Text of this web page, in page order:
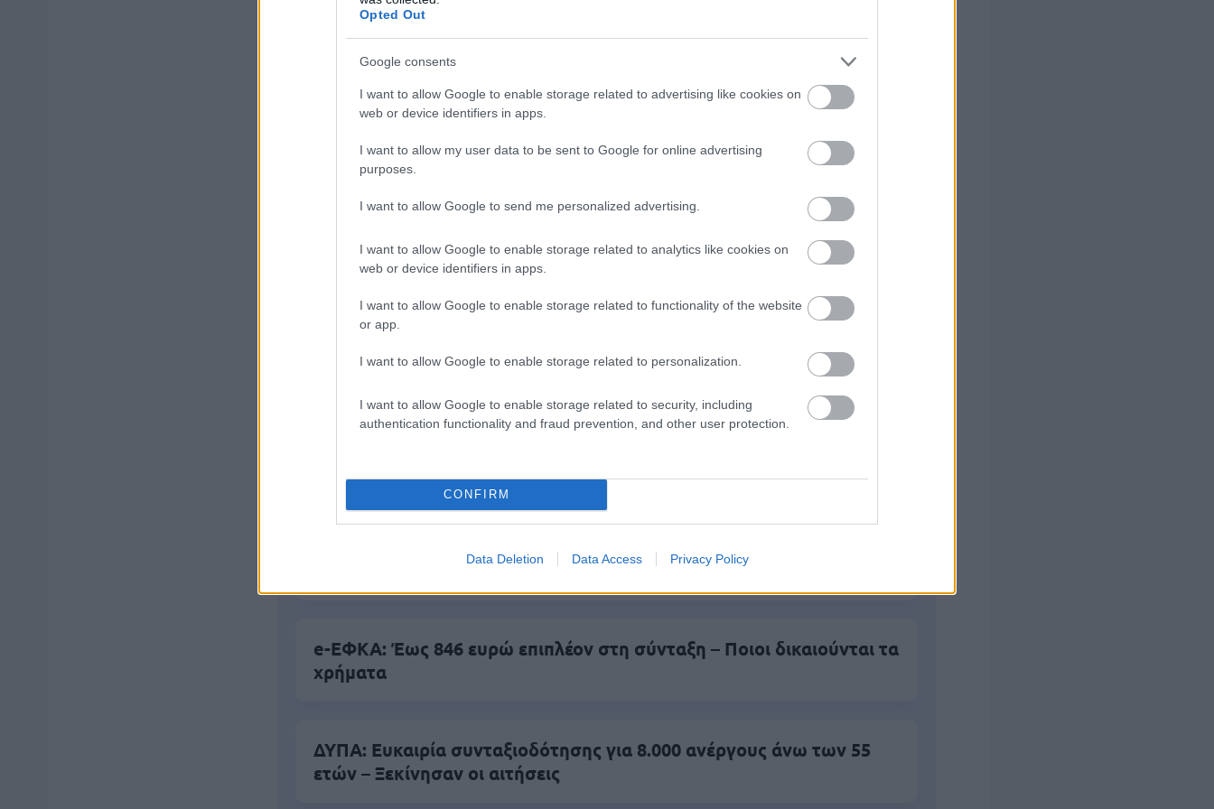
Opted Out
Google consents
I want to allow Google to enable storage related to advertising like cookies on
web or device identifiers in apps.
I want to allow my user data to be sent to Google for online advertising
purposes.
I want to allow Google to send me personalized advertising.
I want to allow Google to enable storage related to analytics like cookies on
web or device identifiers in apps.
I want to allow Google to enable storage related to functionality of the website
or app.
I want to allow Google to enable storage related to personalization.
I want to allow Google to enable storage related to security, including
authentication functionality and fraud prevention, and other user protection.
CONFIRM
Data Deletion Data Access Privacy Policy
ΑΣΕΠ: Εξ αποστάσεως η πιο Εύκολη Πιστοποίηση Υπολογιστών σε 2
Μάθε πρώτος όλες τις σημαντικές ειδήσεις.
Βάλε το proson.gr στα αποτελέσματα αναζήτησης της Google
Πυροσβεστική Σχολή: Νέος κανονισμός για δόκιμους – Τι αλλάζει σε
διαμονή, σίτιση και πρακτική εκπαίδευση
e-ΕΦΚΑ: Έως 846 ευρώ επιπλέον στη σύνταξη – Ποιοι δικαιούνται τα
χρήματα
ΔΥΠΑ: Ευκαιρία συνταξιοδότησης για 8.000 ανέργους άνω των 55
ετών – Ξεκίνησαν οι αιτήσεις